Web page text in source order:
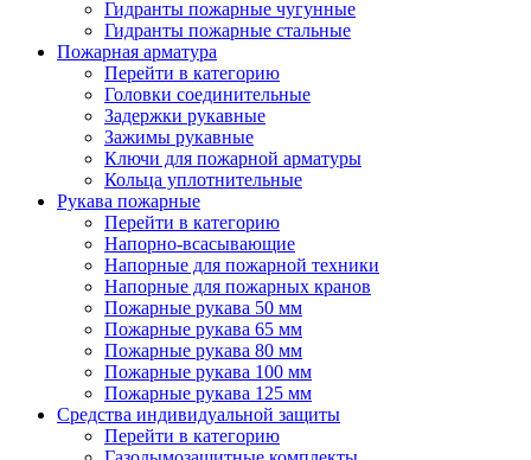
Гидранты пожарные чугунные
Гидранты пожарные стальные
Пожарная арматура
Перейти в категорию
Головки соединительные
Задержки рукавные
Зажимы рукавные
Ключи для пожарной арматуры
Кольца уплотнительные
Рукава пожарные
Перейти в категорию
Напорно-всасывающие
Напорные для пожарной техники
Напорные для пожарных кранов
Пожарные рукава 50 мм
Пожарные рукава 65 мм
Пожарные рукава 80 мм
Пожарные рукава 100 мм
Пожарные рукава 125 мм
Средства индивидуальной защиты
Перейти в категорию